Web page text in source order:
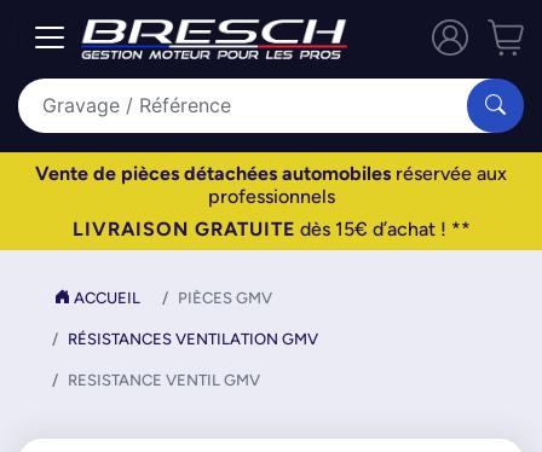
Vente de pièces détachées automobiles réservée aux
professionnels
LIVRAISON GRATUITE dès 15€ d’achat ! **
ACCUEIL PIÈCES GMV
RÉSISTANCES VENTILATION GMV
RESISTANCE VENTIL GMV